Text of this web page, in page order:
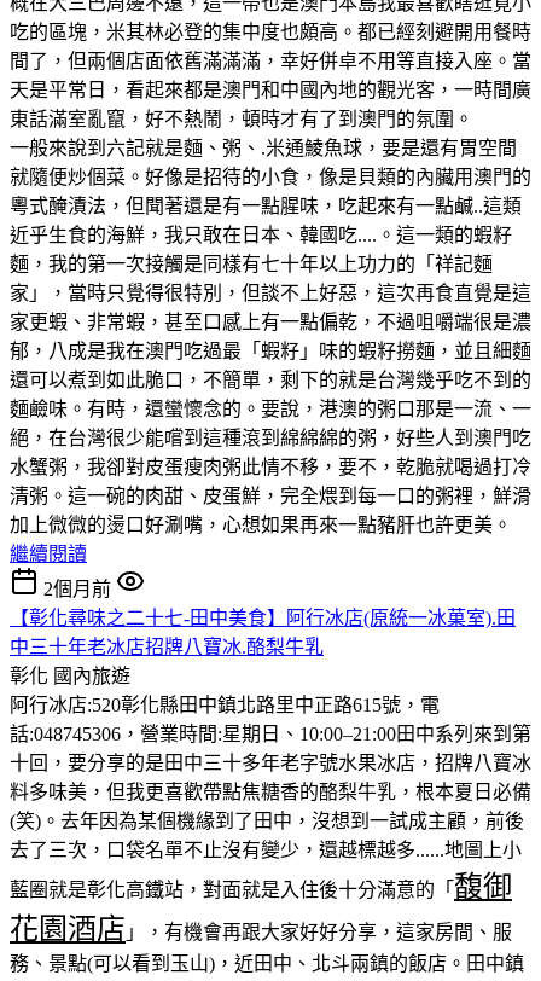
吃的區塊，米其林必登的集中度也頗高。都已經刻避開用餐時
間了，但兩個店面依舊滿滿滿，幸好併卓不用等直接入座。當
天是平常日，看起來都是澳門和中國內地的觀光客，一時間廣
東話滿室亂竄，好不熱鬧，頓時才有了到澳門的氛圍。
一般來說到六記就是麵、粥、.米通鯪魚球，要是還有胃空間
就隨便炒個菜。好像是招待的小食，像是貝類的內臟用澳門的
粵式醃漬法，但聞著還是有一點腥味，吃起來有一點鹹..這類
近乎生食的海鮮，我只敢在日本、韓國吃....。這一類的蝦籽
麵，我的第一次接觸是同樣有七十年以上功力的「祥記麵
家」，當時只覺得很特別，但談不上好惡，這次再食直覺是這
家更蝦、非常蝦，甚至口感上有一點偏乾，不過咀嚼端很是濃
郁，八成是我在澳門吃過最「蝦籽」味的蝦籽撈麵，並且細麵
還可以煮到如此脆口，不簡單，剩下的就是台灣幾乎吃不到的
麵鹼味。有時，還蠻懷念的。要說，港澳的粥口那是一流、一
絕，在台灣很少能嚐到這種滾到綿綿綿的粥，好些人到澳門吃
水蟹粥，我卻對皮蛋瘦肉粥此情不移，要不，乾脆就喝過打冷
清粥。這一碗的肉甜、皮蛋鮮，完全煨到每一口的粥裡，鮮滑
加上微微的燙口好涮嘴，心想如果再來一點豬肝也許更美。
繼續閱讀
2個月前
【彰化尋味之二十七-田中美食】阿行冰店(原統一冰菓室).田
中三十年老冰店招牌八寶冰.酪梨牛乳
彰化 國內旅遊
阿行冰店:520彰化縣田中鎮北路里中正路615號，電
話:048745306，營業時間:星期日、10:00–21:00田中系列來到第
十回，要分享的是田中三十多年老字號水果冰店，招牌八寶冰
料多味美，但我更喜歡帶點焦糖香的酪梨牛乳，根本夏日必備
(笑)。去年因為某個機緣到了田中，沒想到一試成主顧，前後
去了三次，口袋名單不止沒有變少，還越標越多......地圖上小
藍圈就是彰化高鐵站，對面就是入住後十分滿意的「 馥御
花園酒店 」，有機會再跟大家好好分享，這家房間、服
務、景點(可以看到玉山)，近田中、北斗兩鎮的飯店。田中鎮